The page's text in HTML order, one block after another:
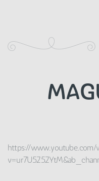
https://www.youtube.com/